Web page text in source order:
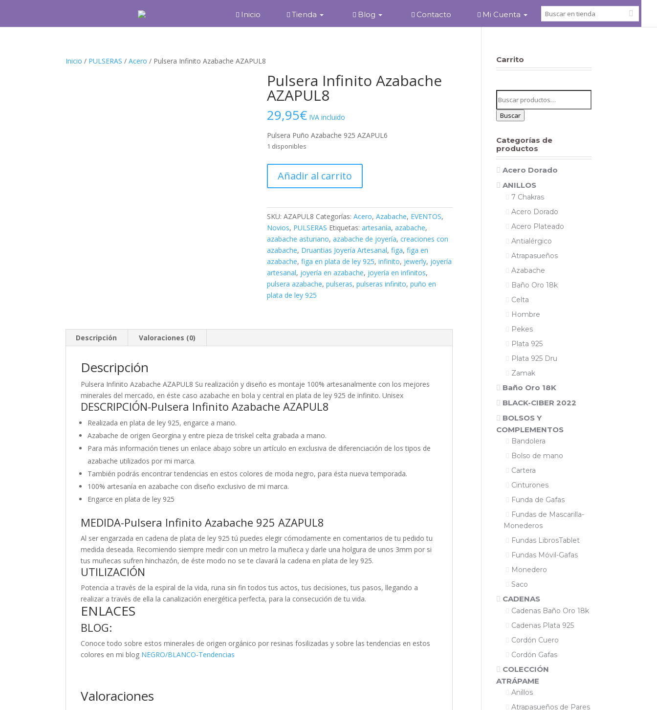
Inicio Tienda Blog Contacto Mi Cuenta
Inicio / PULSERAS /Acero / Pulsera Infinito Azabache AZAPUL8
Pulsera Infinito Azabache
AZAPUL8
29,95€ IVA incluido
Pulsera Puño Azabache 925 AZAPUL6
1 disponibles
Infinito
Azabache
cantidad
Añadir al carrito
SKU:AZAPUL8 Categorías:Acero,Azabache, EVENTOS,
Novios, PULSERAS Etiquetas:artesanía,azabache,
azabache asturiano,azabache de joyería,creaciones con
azabache, Druantias Joyería Artesanal,figa,figa en
azabache,figa en plata de ley 925,infinito, jewerly, joyería
artesanal, joyería en azabache, joyería en infinitos,
pulsera azabache,pulseras,pulseras infinito,puño en
plata de ley 925
Descripción Valoraciones (0)
Descripción
Pulsera Infinito Azabache AZAPUL8 Su realización y diseño es montaje 100% artesanalmente con los mejores
minerales del mercado, en éste caso azabache en bola y central en plata de ley 925 de infinito. Unisex
DESCRIPCIÓN-Pulsera Infinito Azabache AZAPUL8
Realizada en plata de ley 925, engarce a mano.
Azabache de origen Georgina y entre pieza de triskel celta grabada a mano.
Para más información tienes un enlace abajo sobre un artículo en exclusiva de diferenciación de los tipos de
azabache utilizados por mi marca.
También podrás encontrar tendencias en estos colores de moda negro, para ésta nueva temporada.
100% artesanía en azabache con diseño exclusivo de mi marca.
Engarce en plata de ley 925
MEDIDA-Pulsera Infinito Azabache 925 AZAPUL8
Al ser engarzada en cadena de plata de ley 925 tú puedes elegir cómodamente en comentarios de tu pedido tu
medida deseada. Recomiendo siempre medir con un metro la muñeca y darle una holgura de unos 3mm por si
tus muñecas sufren hinchazón, de éste modo no se te clavará la cadena en plata de ley 925.
UTILIZACIÓN
Potencia a través de la espiral de la vida, runa sin fin todos tus actos, tus decisiones, tus pasos, llegando a
realizar a través de ella la canalización energética perfecta, para la consecución de tu vida.
ENLACES
BLOG:
Conoce todo sobre estos minerales de origen orgánico por resinas fosilizadas y sobre las tendencias en estos
colores en mi blog NEGRO/BLANCO-Tendencias
Valoraciones
Carrito
por:
Buscar
Categorías de
productos
Acero Dorado
ANILLOS
7 Chakras
Acero Dorado
Acero Plateado
Antialérgico
Atrapasueños
Azabache
Baño Oro 18k
Celta
Hombre
Pekes
Plata 925
Plata 925 Dru
Zamak
Baño Oro 18K
BLACK-CIBER 2022
BOLSOS Y
COMPLEMENTOS
Bandolera
Bolso de mano
Cartera
Cinturones
Funda de Gafas
Fundas de Mascarilla-
Monederos
Fundas LibrosTablet
Fundas Móvil-Gafas
Monedero
Saco
CADENAS
Cadenas Baño Oro 18k
Cadenas Plata 925
Cordón Cuero
Cordón Gafas
COLECCIÓN
ATRÁPAME
Anillos
Atrapasueños de Pares